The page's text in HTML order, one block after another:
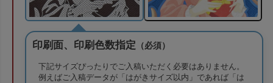
印刷面、印刷色数指定 （必須）
下記サイズぴったりでご入稿いただく必要はありません。
例えばご入稿データが「はがきサイズ以内」であれば「は